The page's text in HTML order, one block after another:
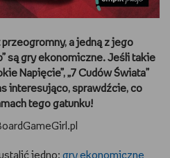
a jedną z jego
są gry ekonomiczne. Jeśli takie
Napięcie”, „7 Cudów Świata”
interesująco, sprawdźcie, co
tego gatunku!
jedno: gry ekonomiczne